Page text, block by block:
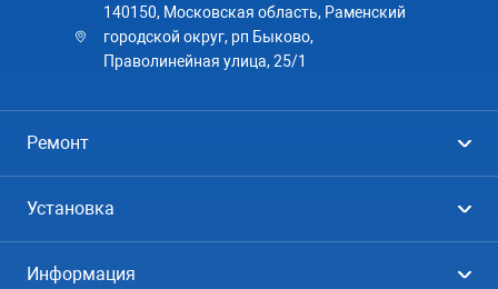
140150, Московская область, Раменский
городской округ, рп Быково,
Праволинейная улица, 25/1
Ремонт
Посудомоечные машины
Установка
Информация